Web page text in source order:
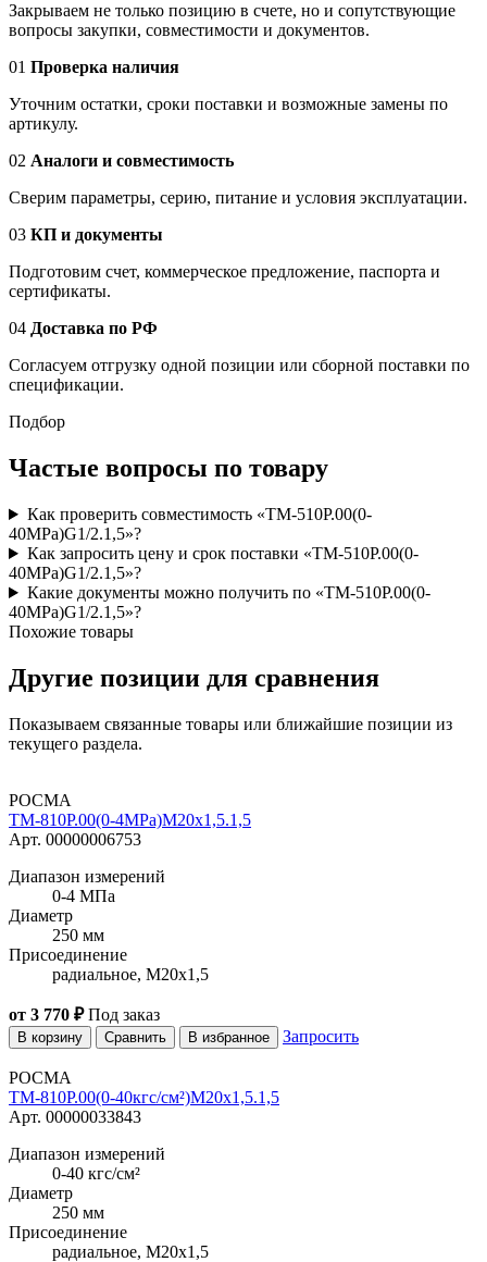
Закрываем не только позицию в счете, но и сопутствующие
вопросы закупки, совместимости и документов.
01 Проверка наличия
Уточним остатки, сроки поставки и возможные замены по
артикулу.
02 Аналоги и совместимость
Сверим параметры, серию, питание и условия эксплуатации.
03 КП и документы
Подготовим счет, коммерческое предложение, паспорта и
сертификаты.
04 Доставка по РФ
Согласуем отгрузку одной позиции или сборной поставки по
спецификации.
Подбор
Частые вопросы по товару
Как проверить совместимость «ТМ-510Р.00(0-
40MPa)G1/2.1,5»?
Как запросить цену и срок поставки «ТМ-510Р.00(0-
40MPa)G1/2.1,5»?
Какие документы можно получить по «ТМ-510Р.00(0-
40MPa)G1/2.1,5»?
Похожие товары
Другие позиции для сравнения
Показываем связанные товары или ближайшие позиции из
текущего раздела.
РОСМА
ТМ-810Р.00(0-4MPa)M20x1,5.1,5
Арт. 00000006753
Диапазон измерений
0-4 МПа
Диаметр
250 мм
Присоединение
радиальное, M20x1,5
от 3 770 ₽ Под заказ
В корзину Сравнить В избранное Запросить
РОСМА
ТМ-810Р.00(0-40кгс/см²)M20x1,5.1,5
Арт. 00000033843
Диапазон измерений
0-40 кгс/см²
Диаметр
250 мм
Присоединение
радиальное, M20x1,5